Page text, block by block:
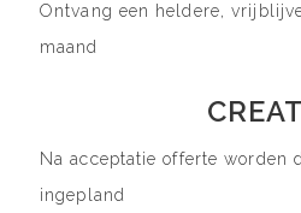
Ontvang een heldere,
maand
Na acceptatie offerte worden
ingepland